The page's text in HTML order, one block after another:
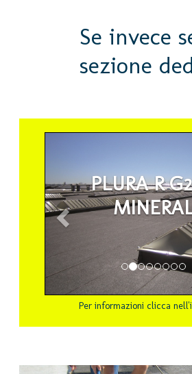
Se invece
sezione
PLURA R
MINERAL
Per informazioni clicca